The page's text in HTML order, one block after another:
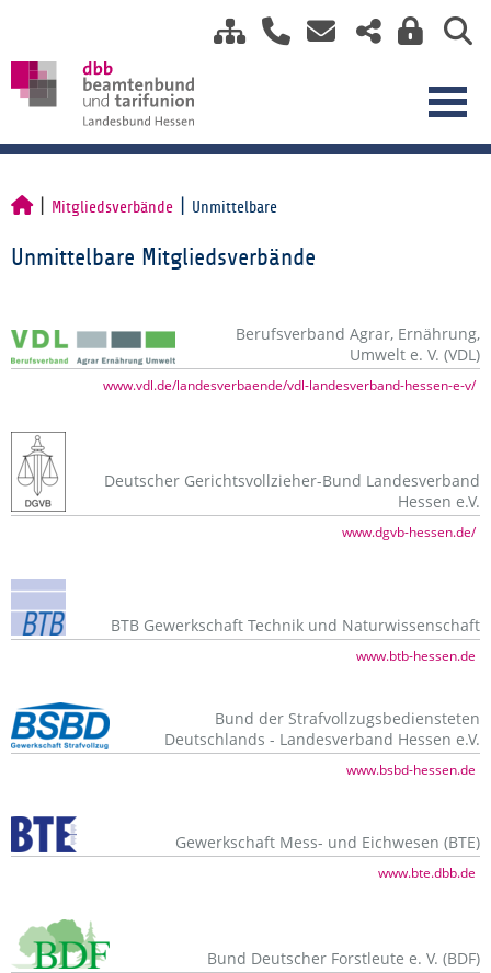
Mitgliedsverbände Unmittelbare
Unmittelbare Mitgliedsverbände
Berufsverband Agrar, Ernährung,
Umwelt e. V. (VDL)
www.vdl.de/landesverbaende/vdl-landesverband-hessen-e-v/
Deutscher Gerichtsvollzieher-Bund Landesverband
Hessen e.V.
www.dgvb-hessen.de/
BTB Gewerkschaft Technik und Naturwissenschaft
www.btb-hessen.de
Bund der Strafvollzugsbediensteten
Deutschlands - Landesverband Hessen e.V.
www.bsbd-hessen.de
Gewerkschaft Mess- und Eichwesen (BTE)
www.bte.dbb.de
Bund Deutscher Forstleute e. V. (BDF)